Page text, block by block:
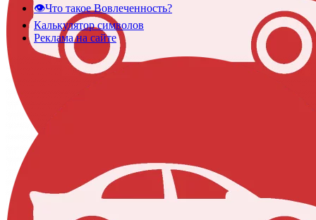
👁️Что такое Вовлеченность?
Калькулятор символов
Реклама на сайте